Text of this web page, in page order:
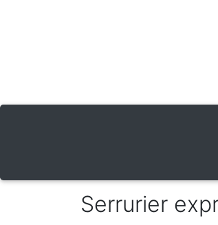
Serrurier